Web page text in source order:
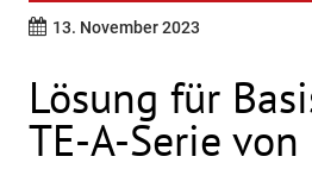
13. November 2023
Lösung für
TE-A-Serie